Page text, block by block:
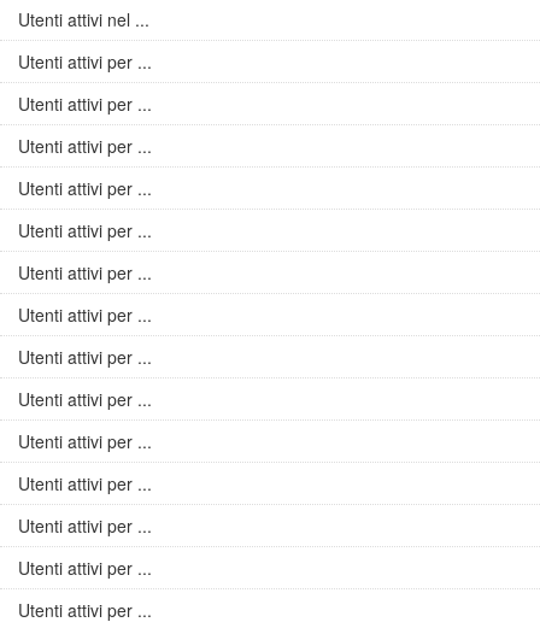
Utenti attivi nel ...
Utenti attivi per ...
Utenti attivi per ...
Utenti attivi per ...
Utenti attivi per ...
Utenti attivi per ...
Utenti attivi per ...
Utenti attivi per ...
Utenti attivi per ...
Utenti attivi per ...
Utenti attivi per ...
Utenti attivi per ...
Utenti attivi per ...
Utenti attivi per ...
Utenti attivi per ...